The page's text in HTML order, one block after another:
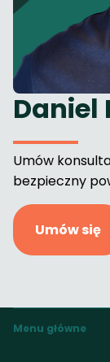
Daniel
Umów
bezpieczny
Umów się
Menu główne